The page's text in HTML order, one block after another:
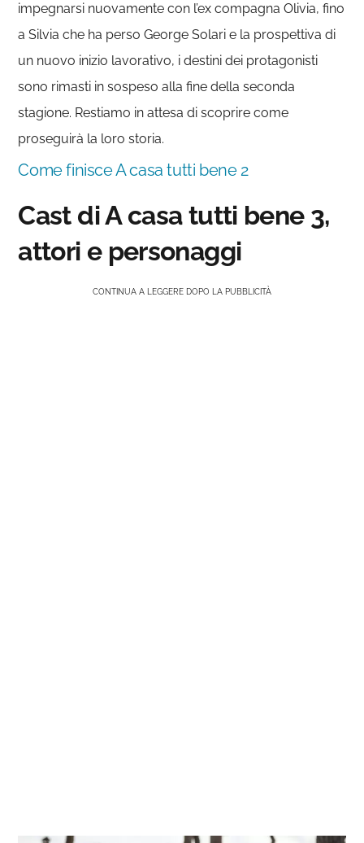
impegnarsi nuovamente con l’ex compagna Olivia, fino
a Silvia che ha perso George Solari e la prospettiva di
un nuovo inizio lavorativo, i destini dei protagonisti
sono rimasti in sospeso alla fine della seconda
stagione. Restiamo in attesa di scoprire come
proseguirà la loro storia.
Come finisce A casa tutti bene 2
Cast di A casa tutti bene 3,
attori e personaggi
CONTINUA A LEGGERE DOPO LA PUBBLICITÀ